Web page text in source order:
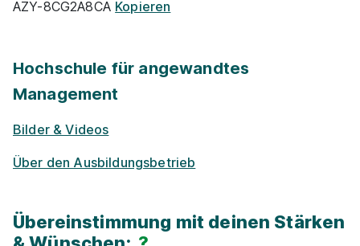
Rabatt-Pro­gramme für Schüler / ­Studierende
Praktikums-Pool
AZY-8CG2A8CA Kopieren
Hochschule für angewandtes
Management
Bilder & Videos
Über den Ausbildungsbetrieb
Übereinstimmung mit deinen Stärken